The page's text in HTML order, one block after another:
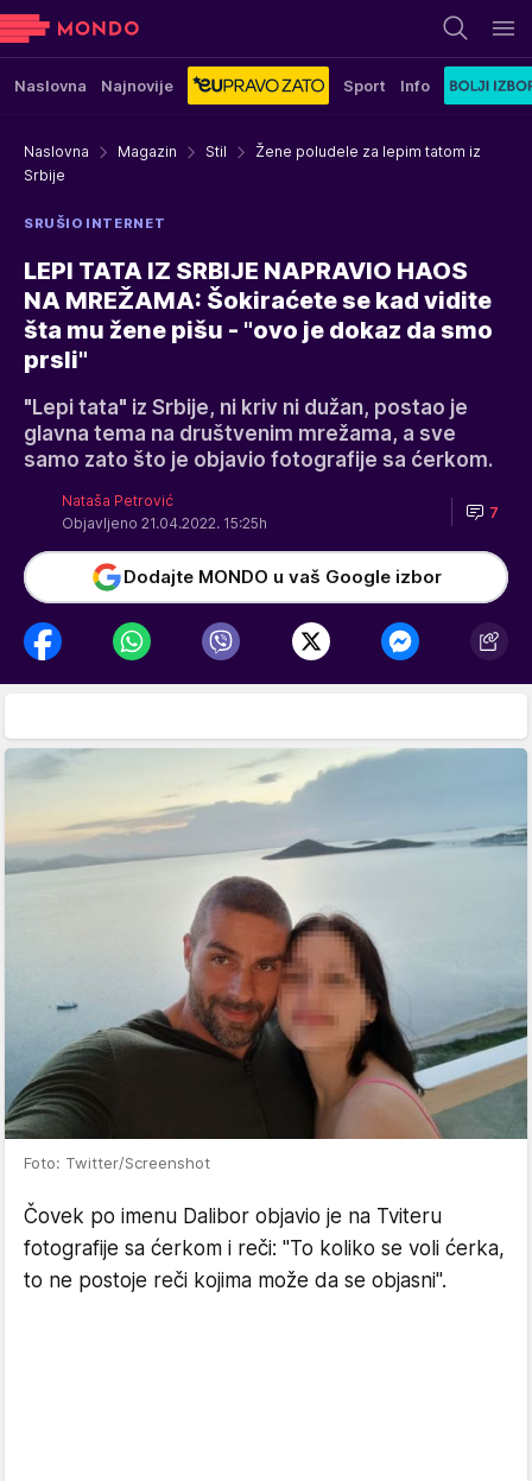
Naslovna Najnovije Sport Info
Naslovna Magazin Stil
Žene poludele za lepim tatom iz
Srbije
SRUŠIO INTERNET
LEPI TATA IZ SRBIJE NAPRAVIO HAOS
NA MREŽAMA: Šokiraćete se kad vidite
šta mu žene pišu - "ovo je dokaz da smo
prsli"
"Lepi tata" iz Srbije, ni kriv ni dužan, postao je
glavna tema na društvenim mrežama, a sve
samo zato što je objavio fotografije sa ćerkom.
Nataša Petrović
Objavljeno 21.04.2022. 15:25h
7
Dodajte MONDO u vaš Google izbor
Foto: Twitter/Screenshot
Čovek po imenu Dalibor objavio je na Tviteru
fotografije sa ćerkom i reči: "To koliko se voli ćerka,
to ne postoje reči kojima može da se objasni".